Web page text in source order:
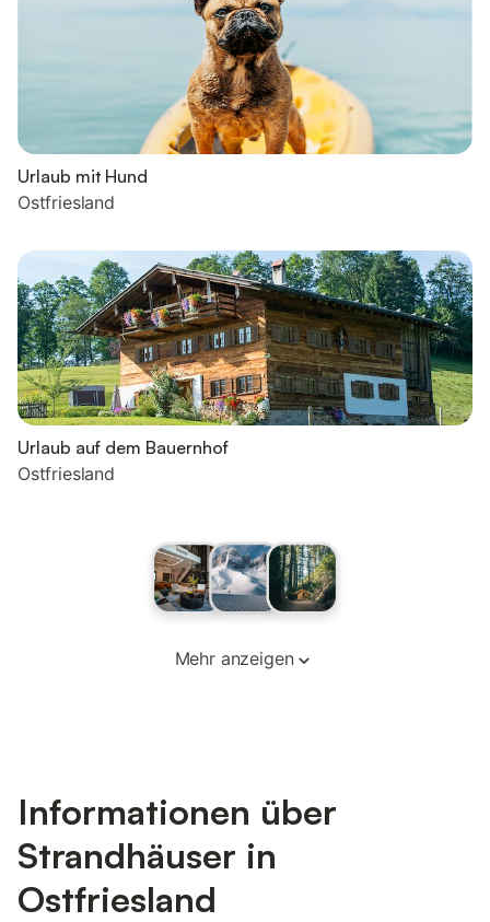
Urlaub mit Hund
Ostfriesland
Urlaub auf dem Bauernhof
Ostfriesland
Mehr anzeigen
Informationen über
Strandhäuser in
Ostfriesland